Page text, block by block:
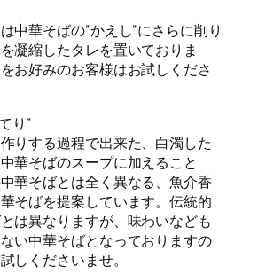
中華そばの”かえし”にさらに削り
凝縮したタレを置いておりま
お好みのお客様はお試しくださ
り”
りする過程で出来た、白濁した
華そばのスープに加えること
華そばとは全く異なる、魚介香
そばを提案しています。伝統的
は異なりますが、味わいなども
い中華そばとなっておりますの
しくださいませ。